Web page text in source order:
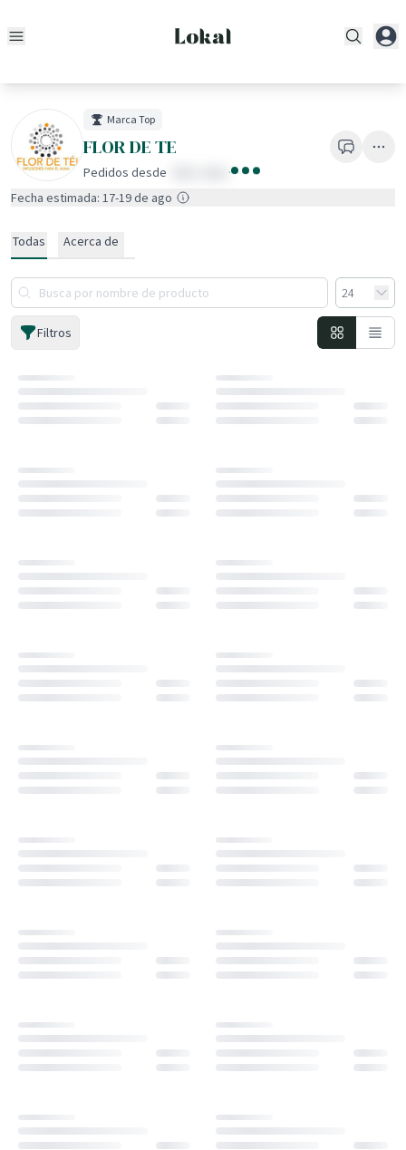
Marca Top
FLOR DE TE
Pedidos desde
·
Fecha estimada: 17-19 de ago
Todas Acerca de
Filtros